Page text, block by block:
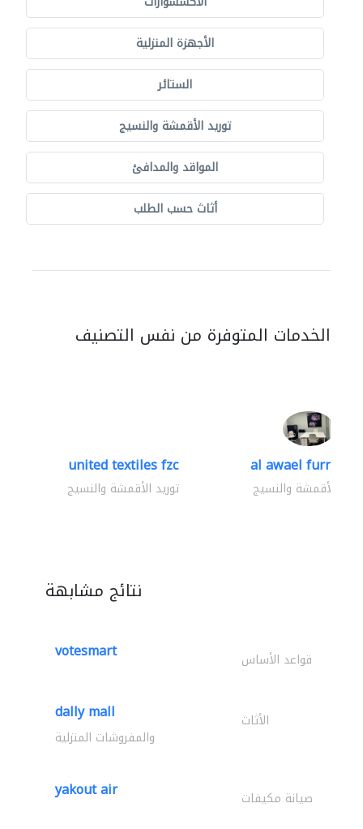
الأجهزة المنزلية
الستائر
توريد الأقمشة والنسيج
المواقد والمدافئ
أثاث حسب الطلب
الخدمات المتوفرة من نفس التصنيف
united textiles fzc
توريد الأقمشة والنسيج
al awael
الأقمشة والنسيج
نتائج مشابهة
votesmart قواعد الأساس
dally mall الأثاث
والمفروشات المنزلية
yakout air صيانة مكيفات